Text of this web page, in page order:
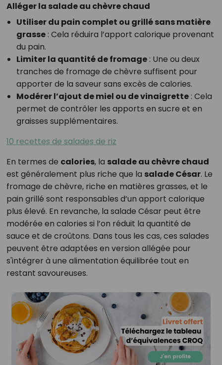
Alléger la salade au chèvre chaud
Utiliser du pain complet ou grillé sans matière
grasse: Cela réduira l’apport calorique provenant
du pain.
Limiter la quantité de fromage: Une ou deux
tranches de fromage de chèvre suffisent pour
apporter de la saveur sans excès de calories.
Modérer l’ajout de miel ou de vinaigrette: Cela
permet de contrôler les apports en sucre et en
graisses supplémentaires.
10 recettes de salades de riz
En termes de calories, la salade au chèvre chaud
est généralement plus riche que la salade César. Le
fromage de chèvre, riche en matières grasses, et le
pain grillé sont responsables d’un apport calorique
plus élevé. En revanche, la salade César peut être
modérée en calories si l’on réduit la quantité de
sauce et de croûtons. Dans tous les cas, ces salades
peuvent être adaptées en version allégée pour
s'intégrer à une alimentation équilibrée tout en
restant savoureuses.